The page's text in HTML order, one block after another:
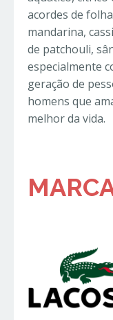
acordes de
mandarina,
de patchouli,
especialmente
geração de
homens que
melhor da vida.